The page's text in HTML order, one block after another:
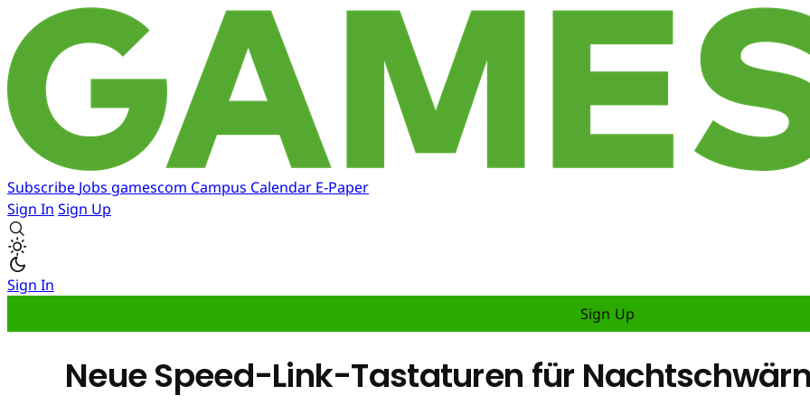
Subscribe Jobs gamescom Campus Calendar E-Paper
Sign In Sign Up
Sign In
Sign Up
Neue Speed-Link-Tastaturen für